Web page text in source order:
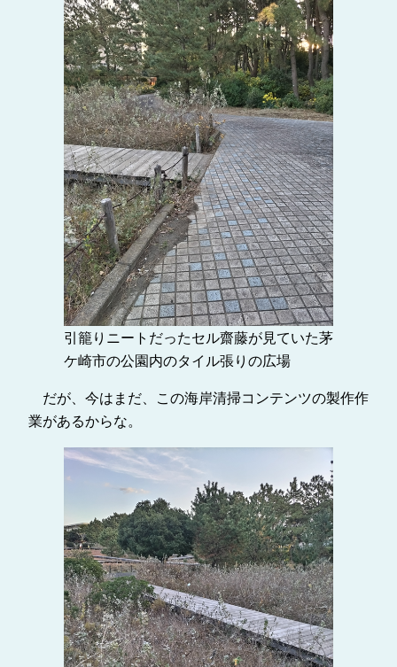
引籠りニートだったセル齋藤が見ていた茅
ケ崎市の公園内のタイル張りの広場
だが、今はまだ、この海岸清掃コンテンツの製作作
業があるからな。